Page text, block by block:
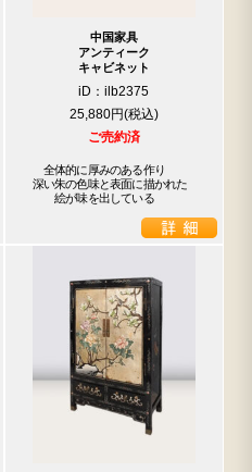
中国家具
アンティーク
キャビネット
iD：ilb2375
25,880円
ご売約済
全体的に厚みのある作り
深い朱の色味と表面に描かれた
絵が味を出している